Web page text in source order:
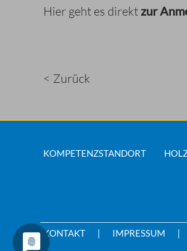
Hier geht es direkt zur
< Zurück
KOMPETENZSTANDORT
KONTAKT IMPRESSUM